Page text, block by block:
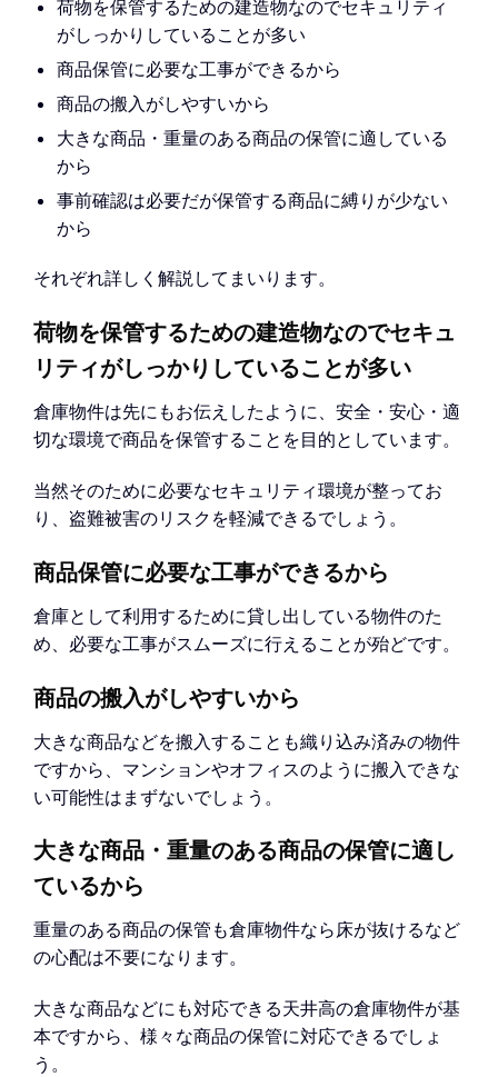
荷物を保管するための建造物なのでセキュリティ
がしっかりしていることが多い
商品保管に必要な工事ができるから
商品の搬入がしやすいから
大きな商品・重量のある商品の保管に適している
から
事前確認は必要だが保管する商品に縛りが少ない
から
それぞれ詳しく解説してまいります。
荷物を保管するための建造物なのでセキュ
リティがしっかりしていることが多い
倉庫物件は先にもお伝えしたように、安全・安心・適
切な環境で商品を保管することを目的としています。
当然そのために必要なセキュリティ環境が整ってお
り、盗難被害のリスクを軽減できるでしょう。
商品保管に必要な工事ができるから
倉庫として利用するために貸し出している物件のた
め、必要な工事がスムーズに行えることが殆どです。
商品の搬入がしやすいから
大きな商品などを搬入することも織り込み済みの物件
ですから、マンションやオフィスのように搬入できな
い可能性はまずないでしょう。
大きな商品・重量のある商品の保管に適し
ているから
重量のある商品の保管も倉庫物件なら床が抜けるなど
の心配は不要になります。
大きな商品などにも対応できる天井高の倉庫物件が基
本ですから、様々な商品の保管に対応できるでしょ
う。